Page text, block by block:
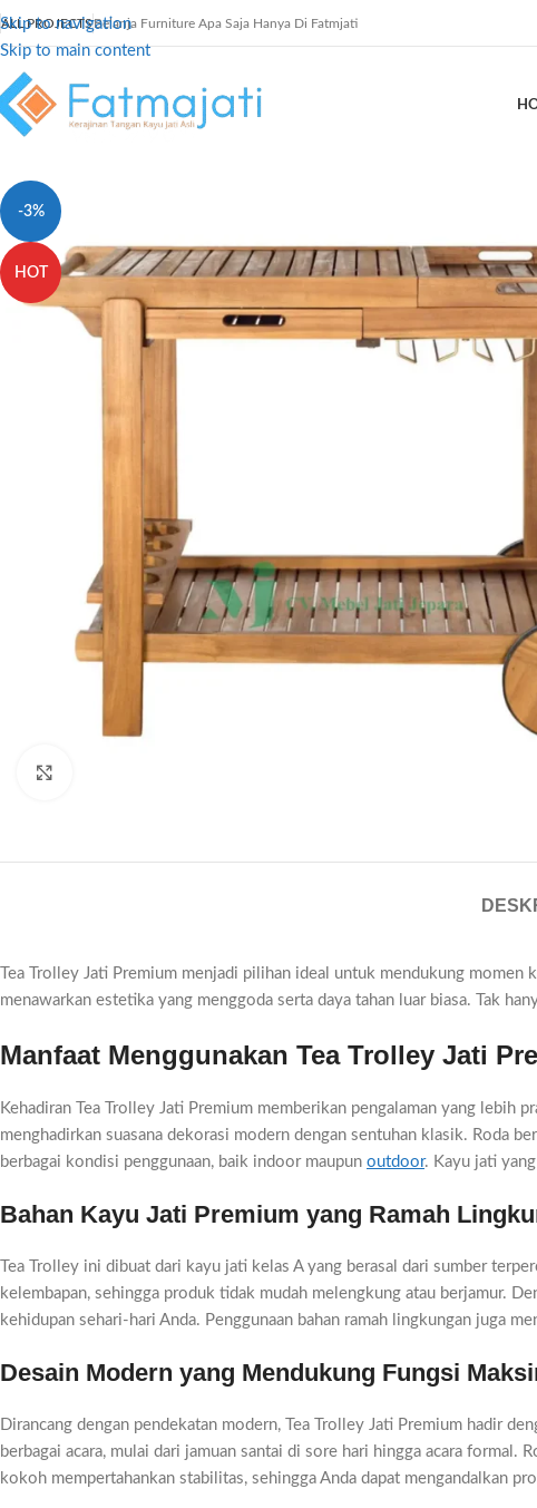
Skip to navigation
Skip to main content
ALL PROJECTSBelanja Furniture Apa Saja Hanya Di Fatmjati
-3%
HOT
Tea Trolley Jati Premium menjadi pilihan ideal untuk mendukung
menawarkan estetika yang menggoda serta daya tahan luar biasa. Tak
Manfaat Menggunakan Tea Trolley Jati
Kehadiran Tea Trolley Jati Premium memberikan pengalaman yang lebih
menghadirkan suasana dekorasi modern dengan sentuhan klasik. Roda
berbagai kondisi penggunaan, baik indoor maupun outdoor. Kayu jati
Bahan Kayu Jati Premium yang Ramah
Tea Trolley ini dibuat dari kayu jati kelas A yang berasal dari sumber
kelembapan, sehingga produk tidak mudah melengkung atau berjamur.
kehidupan sehari-hari Anda. Penggunaan bahan ramah lingkungan juga
Desain Modern yang Mendukung Fungsi
Dirancang dengan pendekatan modern, Tea Trolley Jati Premium hadir
berbagai acara, mulai dari jamuan santai di sore hari hingga acara formal.
kokoh mempertahankan stabilitas, sehingga Anda dapat mengandalkan